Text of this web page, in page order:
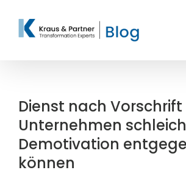
Inhalt
Dienst nach Vorschrift
Unternehmen
Demotivation
können